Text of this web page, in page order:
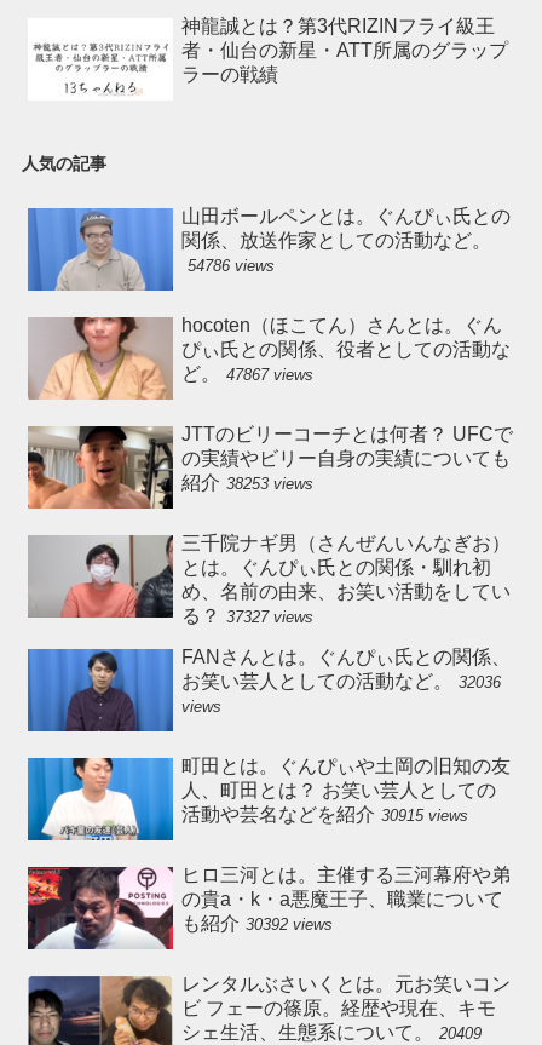
神龍誠とは？第3代RIZINフライ級王
者・仙台の新星・ATT所属のグラップ
ラーの戦績
人気の記事
山田ボールペンとは。ぐんぴぃ氏との
関係、放送作家としての活動など。
54786 views
hocoten（ほこてん）さんとは。ぐん
ぴぃ氏との関係、役者としての活動な
ど。
47867 views
JTTのビリーコーチとは何者？ UFCで
の実績やビリー自身の実績についても
紹介 38253 views
三千院ナギ男（さんぜんいんなぎお）
とは。ぐんぴぃ氏との関係・馴れ初
め、名前の由来、お笑い活動をしてい
る？ 37327 views
FANさんとは。ぐんぴぃ氏との関係、
お笑い芸人としての活動など。
32036
views
町田とは。ぐんぴぃや土岡の旧知の友
人、町田とは？ お笑い芸人としての
活動や芸名などを紹介 30915 views
ヒロ三河とは。主催する三河幕府や弟
の貴a・k・a悪魔王子、職業について
も紹介 30392 views
レンタルぶさいくとは。元お笑いコン
ビ フェーの篠原。経歴や現在、キモ
シェ生活、生態系について。
20409